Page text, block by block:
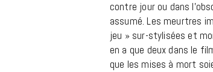
contre jour ou dans
assumé. Les meurtres
jeu » sur-stylisées et
en a que deux dans le
que les mises à mort